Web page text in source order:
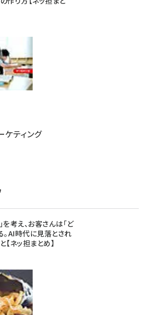
ケティング
考え、お客さんは「ど
。AI時代に見落とされ
ネッ担まとめ】